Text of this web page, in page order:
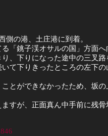
側の港、土庄港に到着。
「銚子渓オサルの国」方面へ
、下りになった途中の三叉
て下りきったところの左下の
とができなかったため、坂の
すが、正面真ん中手前に残骨